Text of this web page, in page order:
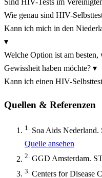
Wie genau sind HIV-
Kann ich mich in den
▾
Welche Option ist am
Gewissheit haben möchte? ▾
Kann ich einen HIV-
Quellen & Referenzen
1. Soa Aids Nederland.
Quelle ansehen
2. GGD Amsterdam.
3. Centers for Disease